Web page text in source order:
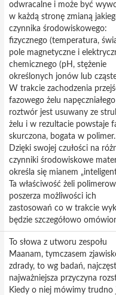
odwracalne i może być
w każdą stronę zmianą
czynnika środowiskowego:
fizycznego (temperatura,
pole magnetyczne i
chemicznego (pH, stężenie
określonych jonów lub
W trakcie zachodzenia
fazowego żelu napęczniałego
roztwór jest usuwany ze
żelu i w rezultacie powstaje
skurczona, bogata w polimer.
Dzięki swojej czułości na
czynniki środowiskowe
określa się mianem
Ta właściwość żeli
poszerza możliwości ich
zastosowań co w trakcie
będzie szczegółowo
To słowa z utworu zespołu
Maanam, tymczasem
zdrady, to wg badań,
najważniejsza przyczyna
Kiedy o niej mówimy trudno